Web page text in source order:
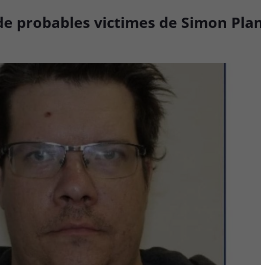
probables victimes de Simon